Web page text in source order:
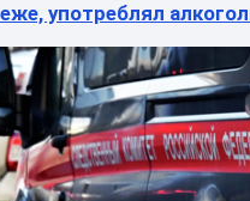
употреблял